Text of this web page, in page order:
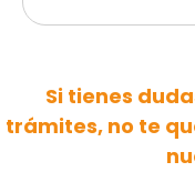
Si tienes
trámites, no te